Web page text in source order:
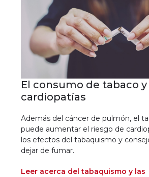
El consumo de tabaco y
cardiopatías
Además del cáncer de pulmón, el
puede aumentar el riesgo de
los efectos del tabaquismo y
dejar de fumar.
Leer acerca del tabaquismo y las